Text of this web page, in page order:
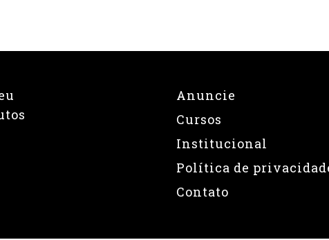
Anuncie
Cursos
Institucional
Política de
Contato